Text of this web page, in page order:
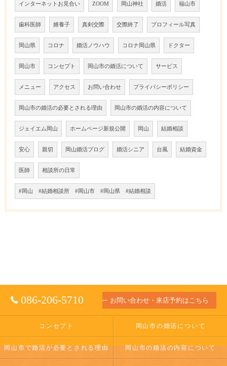
インターネットお見合い ZOOM 岡山神社 婚活 福山市
歯科医師 婿養子 真剣交際 交際終了 プロフィール写真
岡山県 コロナ 婚活ノウハウ コロナ岡山県 ドクター
岡山市 コンセプト 岡山市の婚活について サービス
メニュー アクセス お問い合わせ プライバシーポリシー
岡山市の婚活の必要とされる理由 岡山市の婚活の内容について
ジェイエム岡山 ホームページ新規公開 岡山 結婚相談
安心 親切 岡山婚活ブログ 婚活シニア 台風 結婚資金
医師 相談所の日常
#岡山 #結婚相談所 #岡山市 #岡山県 #結婚相談
086-206-5710 お問い合わせ・来店予約はこちら
コンセプト 岡山市の婚活について
岡山市で婚活が必要とされる理由 岡山市の婚活の内容について